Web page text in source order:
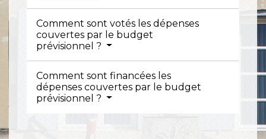
Comment sont votés les dépenses
couvertes par le budget
prévisionnel ?
Comment sont financées les
dépenses couvertes par le budget
prévisionnel ?